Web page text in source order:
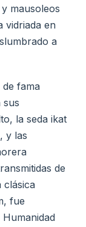
mausoleos
vidriada en
a
de fama
sus
la seda ikat
y las
de
clásica
fue